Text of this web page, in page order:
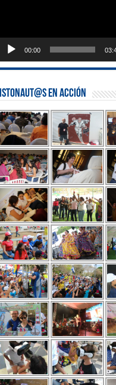
00:00
en Acción